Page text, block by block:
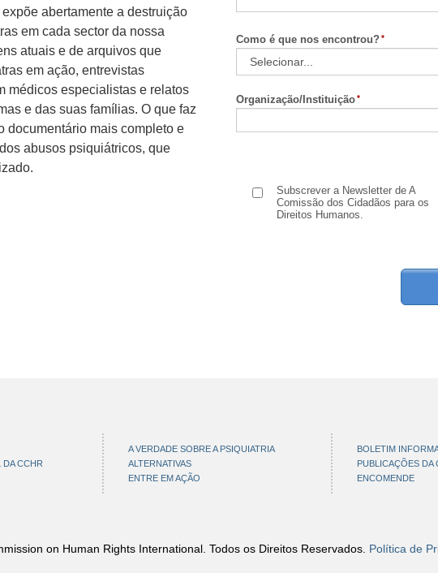
abertamente a destruição
em cada sector da nossa
atuais e de arquivos que
em ação, entrevistas
médicos especialistas e relatos
e das suas famílias. O que faz
documentário mais completo e
abusos psiquiátricos, que
Como é que nos encontrou?
Organização/Instituição
Subscrever a Newsletter de A
Comissão dos Cidadãos para os
Direitos Humanos.
DA CCHR
A VERDADE SOBRE A PSIQUIATRIA
ALTERNATIVAS
ENTRE EM AÇÃO
BOLETIM
PUBLICAÇÕES DA
ENCOMENDE
on Human Rights International. Todos os Direitos Reservados. Política de